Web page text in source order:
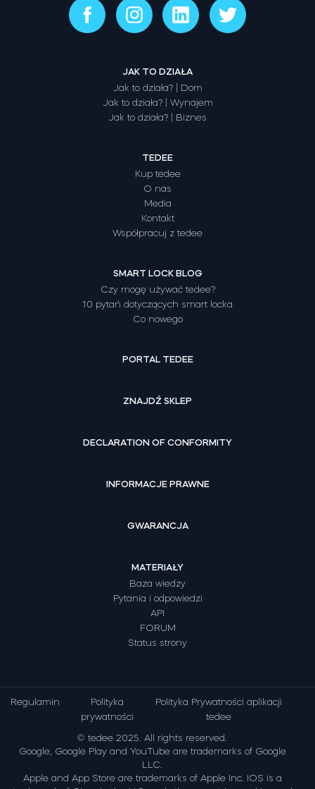
JAK TO DZIAŁA
Jak to działa? | Dom
Jak to działa? | Wynajem
Jak to działa? | Biznes
TEDEE
Kup tedee
O nas
Media
Kontakt
Współpracuj z tedee
SMART LOCK BLOG
Czy mogę używać tedee?
10 pytań dotyczących smart locka
Co nowego
PORTAL TEDEE
ZNAJDŹ SKLEP
DECLARATION OF CONFORMITY
INFORMACJE PRAWNE
GWARANCJA
MATERIAŁY
Baza wiedzy
Pytania i odpowiedzi
API
FORUM
Status strony
Regulamin
Polityka
prywatności
Polityka Prywatności aplikacji
tedee
© tedee 2025. All rights reserved.
Google, Google Play and YouTube are trademarks of Google
LLC.
Apple and App Store are trademarks of Apple Inc. IOS is a